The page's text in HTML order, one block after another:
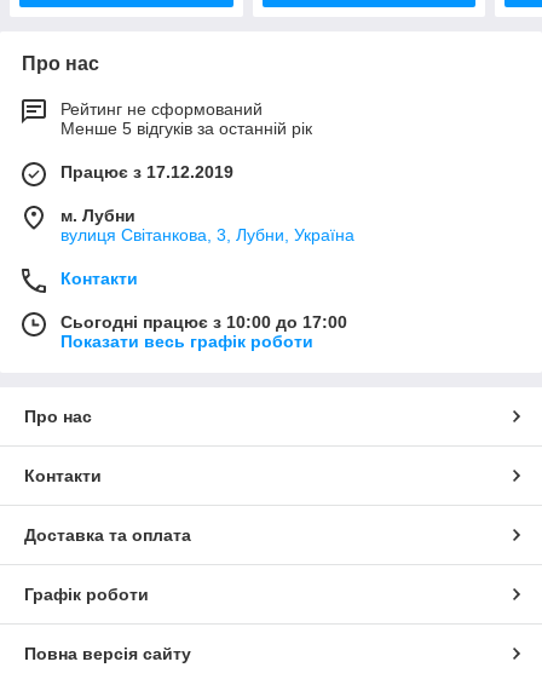
Про нас
Рейтинг не сформований
Менше 5 відгуків за останній рік
Працює з 17.12.2019
м. Лубни
вулиця Світанкова, 3, Лубни, Україна
Контакти
Сьогодні працює з 10:00 до 17:00
Показати весь графік роботи
Про нас
Контакти
Доставка та оплата
Графік роботи
Повна версія сайту